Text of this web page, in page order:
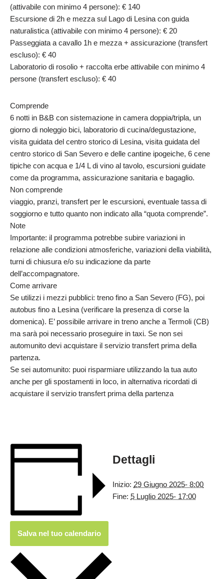
(attivabile con minimo 4 persone): € 140
Escursione di 2h e mezza sul Lago di Lesina con guida
naturalistica (attivabile con minimo 4 persone): € 20
Passeggiata a cavallo 1h e mezza + assicurazione (transfert
escluso): € 40
Laboratorio di rosolio + raccolta erbe attivabile con minimo 4
persone (transfert escluso): € 40
Comprende
6 notti in B&B con sistemazione in camera doppia/tripla, un
giorno di noleggio bici, laboratorio di cucina/degustazione,
visita guidata del centro storico di Lesina, visita guidata del
centro storico di San Severo e delle cantine ipogeiche, 6 cene
tipiche con acqua e 1/4 L di vino al tavolo, escursioni guidate
come da programma, assicurazione sanitaria e bagaglio.
Non comprende
viaggio, pranzi, transfert per le escursioni, eventuale tassa di
soggiorno e tutto quanto non indicato alla “quota comprende”.
Note
Importante: il programma potrebbe subire variazioni in
relazione alle condizioni atmosferiche, variazioni della viabilità,
turni di chiusura e/o su indicazione da parte
dell’accompagnatore.
Come arrivare
Se utilizzi i mezzi pubblici: treno fino a San Severo (FG), poi
autobus fino a Lesina (verificare la presenza di corse la
domenica). E’ possibile arrivare in treno anche a Termoli (CB)
ma sarà poi necessario proseguire in taxi. Se non sei
automunito devi acquistare il servizio transfert prima della
partenza.
Se sei automunito: puoi risparmiare utilizzando la tua auto
anche per gli spostamenti in loco, in alternativa ricordati di
acquistare il servizio transfert prima della partenza
Salva nel tuo calendario
Dettagli
Inizio: 29 Giugno 2025- 8:00
Fine: 5 Luglio 2025- 17:00